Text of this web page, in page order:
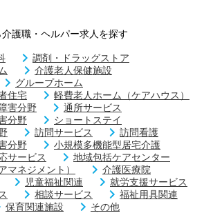
護職・ヘルパー求人を探す
調剤・ドラッグストア
介護老人保健施設
グループホーム
住宅
軽費老人ホーム（ケアハウス）
害分野
通所サービス
分野
ショートステイ
訪問サービス
訪問看護
分野
小規模多機能型居宅介護
サービス
地域包括ケアセンター
マネジメント）
介護医療院
児童福祉関連
就労支援サービス
相談サービス
福祉用具関連
保育関連施設 その他